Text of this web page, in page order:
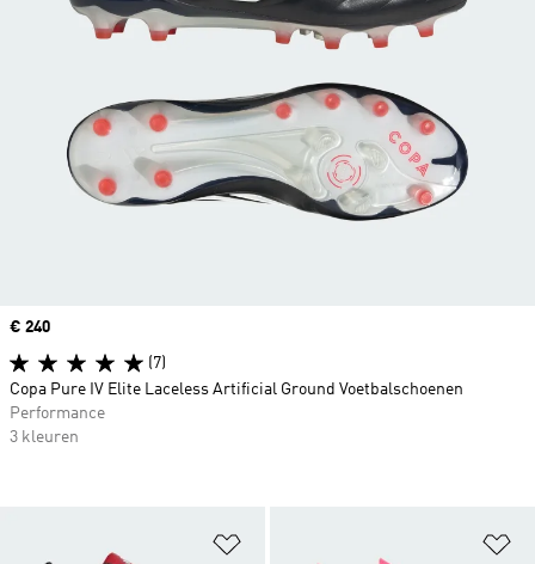
Price
€ 240
(7)
Copa Pure IV Elite Laceless Artificial Ground Voetbalschoenen
Performance
3 kleuren